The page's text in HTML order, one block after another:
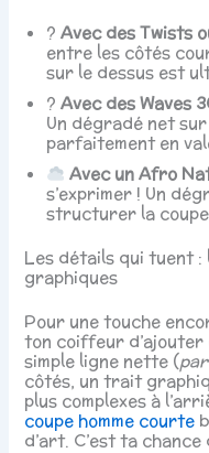
?Avec des Twists
entre les côtés
sur le dessus est
?Avec des Waves
Un dégradé net
parfaitement en
Avec un Afro
s’exprimer ! Un
structurer la coupe
Les détails qui tuent :
graphiques
Pour une touche
ton coiffeur
simple ligne nette (
côtés, un trait
plus complexes à
coupe homme courte
d’art. C’est ta